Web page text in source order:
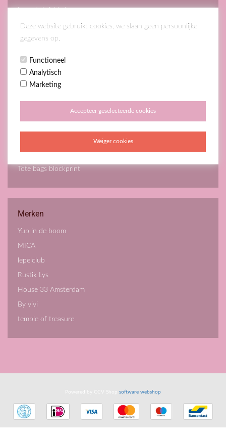
Koken en tafelen
Tote bags blockprint
Merken
Yup in de boom
MICA
lepelclub
Rustik Lys
House 33 Amsterdam
By vivi
temple of treasure
Powered by CCV Shop software webshop
Deze website gebruikt cookies, we slaan geen persoonlijke
gegevens op.
Functioneel
Analytisch
Marketing
Accepteer geselecteerde cookies
Weiger cookies